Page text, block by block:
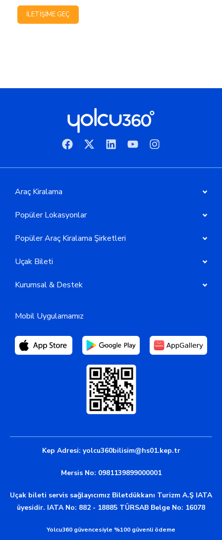
İLETIŞIME GEÇ
Araç Kiralama
Popüler Lokasyonlar
Popüler Araç Kiralama Şirketleri
Uçak Bileti
Kurumsal & Destek
Mobil Uygulamamız
Kep Adresi: yolcu360bilisim@hs01.kep.tr
Mersis No: 0981139899000001
Uçak bileti servis sağlayıcımız Biletdükkanı Turizm A.Ş IATA
üyesidir. IATA No: 882 - 18885 TÜRSAB Belge No: 16078
Yolcu360 güvencesiyle %100 güvenli ödeme